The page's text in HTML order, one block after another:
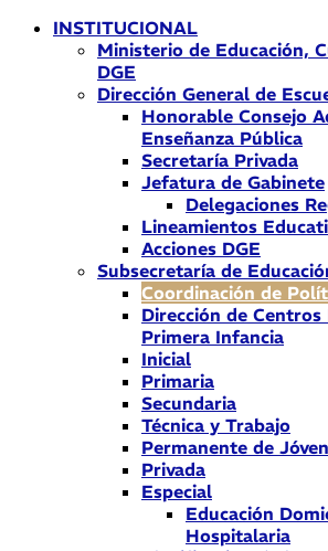
INSTITUCIONAL
Ministerio de Educación,
DGE
Dirección General de
Honorable Consejo
Enseñanza Pública
Secretaría Privada
Jefatura de Gabinete
Delegaciones
Lineamientos
Acciones DGE
Subsecretaría de
Coordinación de
Dirección de Centros
Primera Infancia
Inicial
Primaria
Secundaria
Técnica y Trabajo
Permanente de
Privada
Especial
Educación
Hospitalaria